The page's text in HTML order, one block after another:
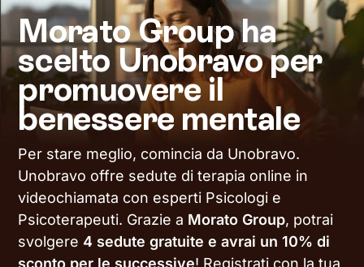
Morato Group ha
scelto Unobravo per
promuovere il
benessere mentale
Per stare meglio, comincia da Unobravo.
Unobravo offre sedute di terapia online in
videochiamata con esperti Psicologi e
Psicoterapeuti. Grazie a Morato Group, potrai
svolgere 4 sedute gratuite e avrai un 10% di
sconto per le successive! Registrati con la tua